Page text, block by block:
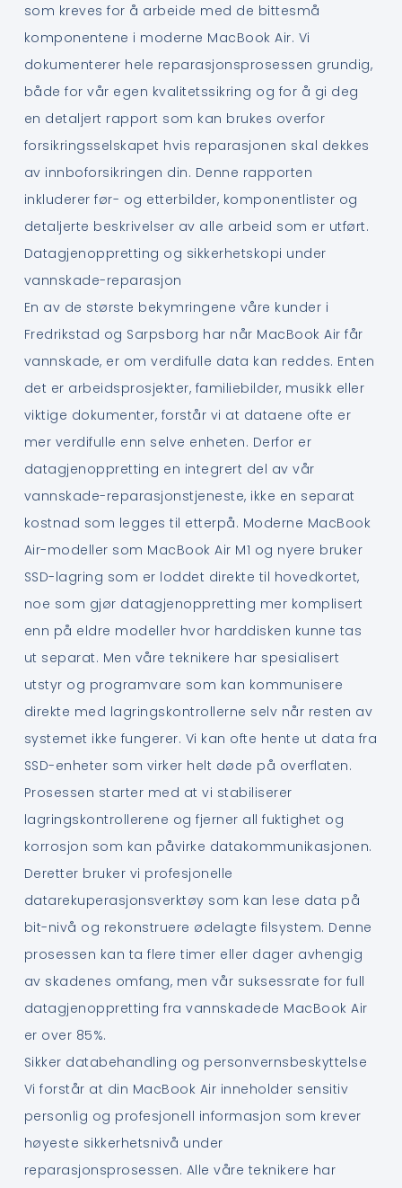
som kreves for å arbeide med de bittesmå
komponentene i moderne MacBook Air. Vi
dokumenterer hele reparasjonsprosessen grundig,
både for vår egen kvalitetssikring og for å gi deg
en detaljert rapport som kan brukes overfor
forsikringsselskapet hvis reparasjonen skal dekkes
av innboforsikringen din. Denne rapporten
inkluderer før- og etterbilder, komponentlister og
detaljerte beskrivelser av alle arbeid som er utført.
Datagjenoppretting og sikkerhetskopi under
vannskade-reparasjon
En av de største bekymringene våre kunder i
Fredrikstad og Sarpsborg har når MacBook Air får
vannskade, er om verdifulle data kan reddes. Enten
det er arbeidsprosjekter, familiebilder, musikk eller
viktige dokumenter, forstår vi at dataene ofte er
mer verdifulle enn selve enheten. Derfor er
datagjenoppretting en integrert del av vår
vannskade-reparasjonstjeneste, ikke en separat
kostnad som legges til etterpå. Moderne MacBook
Air-modeller som MacBook Air M1 og nyere bruker
SSD-lagring som er loddet direkte til hovedkortet,
noe som gjør datagjenoppretting mer komplisert
enn på eldre modeller hvor harddisken kunne tas
ut separat. Men våre teknikere har spesialisert
utstyr og programvare som kan kommunisere
direkte med lagringskontrollerne selv når resten av
systemet ikke fungerer. Vi kan ofte hente ut data fra
SSD-enheter som virker helt døde på overflaten.
Prosessen starter med at vi stabiliserer
lagringskontrollerene og fjerner all fuktighet og
korrosjon som kan påvirke datakommunikasjonen.
Deretter bruker vi profesjonelle
datarekuperasjonsverktøy som kan lese data på
bit-nivå og rekonstruere ødelagte filsystem. Denne
prosessen kan ta flere timer eller dager avhengig
av skadenes omfang, men vår suksessrate for full
datagjenoppretting fra vannskadede MacBook Air
er over 85%.
Sikker databehandling og personvernsbeskyttelse
Vi forstår at din MacBook Air inneholder sensitiv
personlig og profesjonell informasjon som krever
høyeste sikkerhetsnivå under
reparasjonsprosessen. Alle våre teknikere har